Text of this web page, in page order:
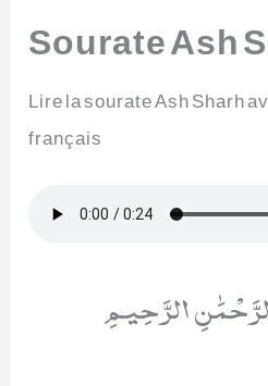
Sourate Ash
Lire la sourate Ash Sharh
français
الرَّحِيمِ